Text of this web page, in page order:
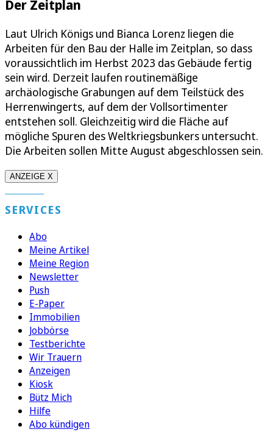
Der Zeitplan
Laut Ulrich Königs und Bianca Lorenz liegen die
Arbeiten für den Bau der Halle im Zeitplan, so dass
voraussichtlich im Herbst 2023 das Gebäude fertig
sein wird. Derzeit laufen routinemäßige
archäologische Grabungen auf dem Teilstück des
Herrenwingerts, auf dem der Vollsortimenter
entstehen soll. Gleichzeitig wird die Fläche auf
mögliche Spuren des Weltkriegsbunkers untersucht.
Die Arbeiten sollen Mitte August abgeschlossen sein.
ANZEIGE X
SERVICES
Abo
Meine Artikel
Meine Region
Newsletter
Push
E-Paper
Immobilien
Jobbörse
Testberichte
Wir Trauern
Anzeigen
Kiosk
Bütz Mich
Hilfe
Abo kündigen